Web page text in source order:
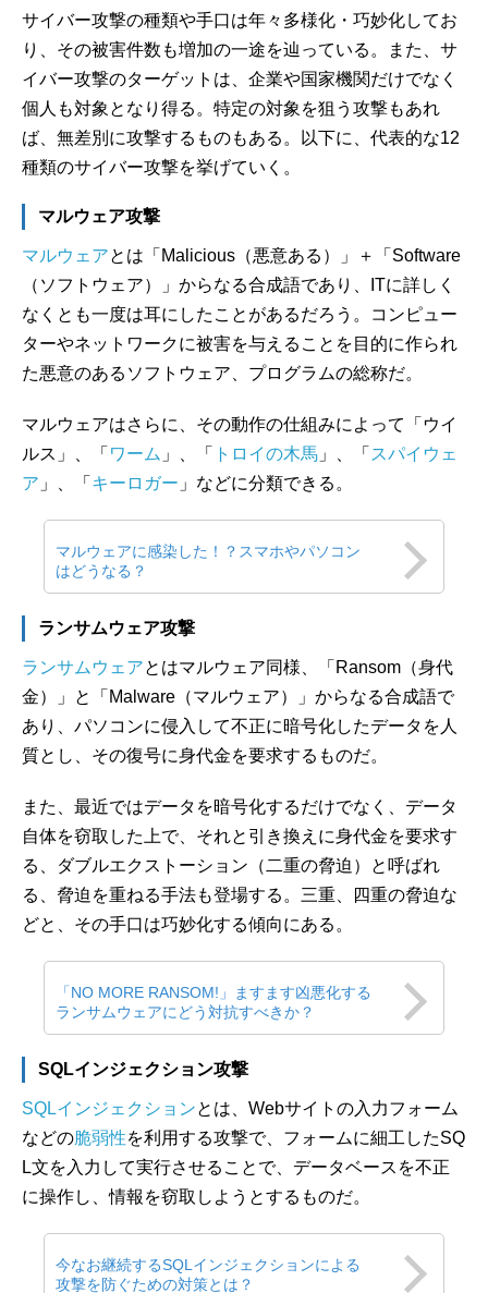
サイバー攻撃の種類や手口は年々多様化・巧妙化してお
り、その被害件数も増加の一途を辿っている。また、サ
イバー攻撃のターゲットは、企業や国家機関だけでなく
個人も対象となり得る。特定の対象を狙う攻撃もあれ
ば、無差別に攻撃するものもある。以下に、代表的な12
種類のサイバー攻撃を挙げていく。
マルウェア攻撃
マルウェアとは「Malicious（悪意ある）」＋「Software
（ソフトウェア）」からなる合成語であり、ITに詳しく
なくとも一度は耳にしたことがあるだろう。コンピュー
ターやネットワークに被害を与えることを目的に作られ
た悪意のあるソフトウェア、プログラムの総称だ。
マルウェアはさらに、その動作の仕組みによって「ウイ
ルス」、「 ワーム 」、「 トロイの木馬 」、「 スパイウェ
ア 」、「 キーロガー 」などに分類できる。
マルウェアに感染した！？スマホやパソコン
はどうなる？
ランサムウェア攻撃
ランサムウェアとはマルウェア同様、「Ransom（身代
金）」と「Malware（マルウェア）」からなる合成語で
あり、パソコンに侵入して不正に暗号化したデータを人
質とし、その復号に身代金を要求するものだ。
また、最近ではデータを暗号化するだけでなく、データ
自体を窃取した上で、それと引き換えに身代金を要求す
る、ダブルエクストーション（二重の脅迫）と呼ばれ
る、脅迫を重ねる手法も登場する。三重、四重の脅迫な
どと、その手口は巧妙化する傾向にある。
「NO MORE RANSOM!」ますます凶悪化する
ランサムウェアにどう対抗すべきか？
SQLインジェクション攻撃
SQLインジェクションとは、Webサイトの入力フォーム
などの脆弱性を利用する攻撃で、フォームに細工したSQ
L文を入力して実行させることで、データベースを不正
に操作し、情報を窃取しようとするものだ。
今なお継続するSQLインジェクションによる
攻撃を防ぐための対策とは？